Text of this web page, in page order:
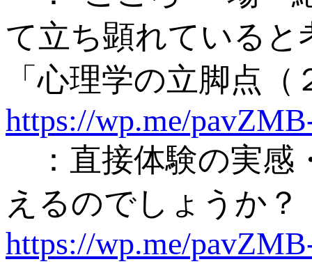
て立ち顕れていると
「心理学の立脚点
https://wp.me/
：直接体験の実感
えるのでしょうか
https://wp.me/